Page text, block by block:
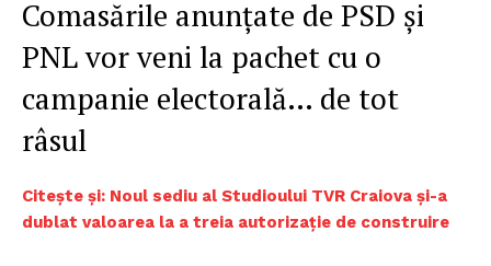
Comasările anunțate de PSD și
PNL vor veni la pachet cu o
campanie electorală… de tot
râsul
Citește și: Noul sediu al Studioului TVR Craiova și-a
dublat valoarea la a treia autorizație de construire